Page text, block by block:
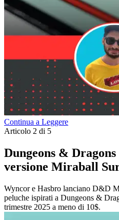
Continua a Leggere
Articolo 2 di 5
Dungeons &
versione Miraball
Wyncor e Hasbro lanciano D&D
peluche ispirati a Dungeons &
trimestre 2025 a meno di 10$.